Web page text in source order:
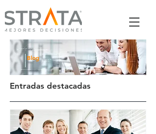
Blog
Entradas destacadas